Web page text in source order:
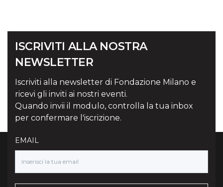
ISCRIVITI ALLA NOSTRA
NEWSLETTER
Iscriviti alla newsletter di Fondazione Milano e
ricevi gli inviti ai nostri eventi.
Quando invii il modulo, controlla la tua inbox
per confermare l'iscrizione.
EMAIL